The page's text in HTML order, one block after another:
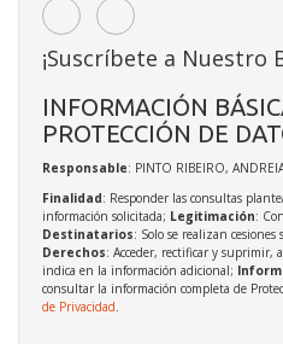
¡Suscríbete a Nuestro
INFORMACIÓN
PROTECCIÓN DE
Responsable: PINTO RIBEIRO,
Finalidad: Responder las consultas
información solicitada; Legitimación:
Destinatarios: Solo se realizan
Derechos: Acceder, rectificar y suprimir,
indica en la información adicional;
consultar la información completa de
de Privacidad